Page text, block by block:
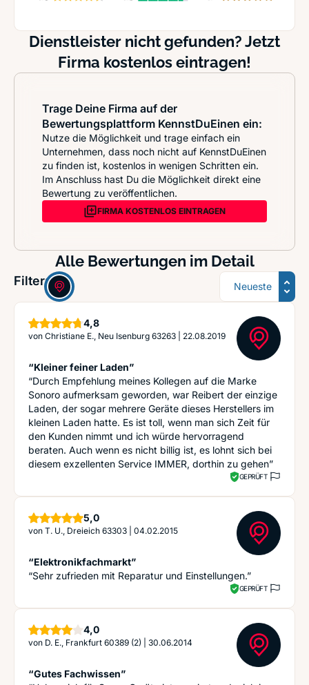
Dienstleister nicht gefunden? Jetzt
Firma kostenlos eintragen!
Trage Deine Firma auf der
Bewertungsplattform KennstDuEinen ein:
Nutze die Möglichkeit und trage einfach ein
Unternehmen, dass noch nicht auf KennstDuEinen
zu finden ist, kostenlos in wenigen Schritten ein.
Im Anschluss hast Du die Möglichkeit direkt eine
Bewertung zu veröffentlichen.
FIRMA KOSTENLOS EINTRAGEN
Alle Bewertungen im Detail
Filter: Sortierung
4,8Sterne
von Christiane E., Neu Isenburg 63263 22.08.2019
“Kleiner feiner Laden”
“Durch Empfehlung meines Kollegen auf die Marke
Sonoro aufmerksam geworden, war Reibert der einzige
Laden, der sogar mehrere Geräte dieses Herstellers im
kleinen Laden hatte. Es ist toll, wenn man sich Zeit für
den Kunden nimmt und ich würde hervorragend
beraten. Auch wenn es nicht billig ist, es lohnt sich bei
diesem exzellenten Service IMMER, dorthin zu gehen”
GEPRÜFT
5,0Sterne
von T. U., Dreieich 63303 04.02.2015
“Elektronikfachmarkt”
“Sehr zufrieden mit Reparatur und Einstellungen.”
GEPRÜFT
4,0Sterne
von D. E., Frankfurt 60389 (2) 30.06.2014
“Gutes Fachwissen”